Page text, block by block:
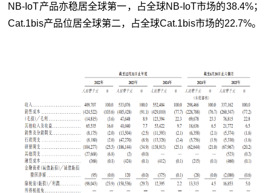
NB-IoT产品亦稳居全球第一，占全球NB-IoT市场的38.4%；
Cat.1bis产品位居全球第二，占全球Cat.1bis市场的22.7%。